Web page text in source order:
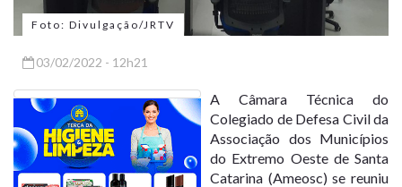
Foto: Divulgação/JRTV
03/02/2022 - 12h21
A Câmara Técnica do
Colegiado de Defesa Civil da
Associação dos Municípios
do Extremo Oeste de Santa
Catarina (Ameosc) se reuniu